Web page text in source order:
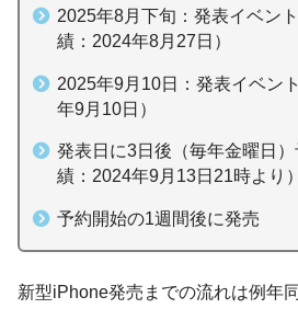
2025年8月下旬：発表イベン
績：2024年8月27日）
2025年9月10日：発表イベン
年9月10日）
発表日に3日後（毎年金曜日
績：2024年9月13日21時より）
予約開始の1週間後に発売
新型iPhone発売までの流れは例年